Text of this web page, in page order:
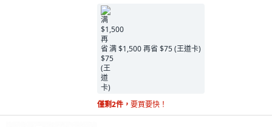
满 $1,500 再省 $75 (王道卡)
僅剩2件， 要買要快！